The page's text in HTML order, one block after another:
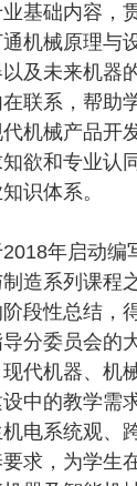
基础内容，
机械原理与
及未来机器
联系，帮助
机械产品开
欲和专业认
识体系。
年启动编
造系列课程
段性总结，
分委员会的
代机器、机
中的教学需
电系统观、
求，为学生